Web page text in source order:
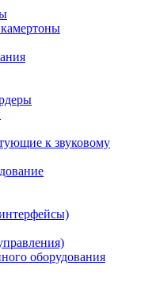
к звуковому
оборудования